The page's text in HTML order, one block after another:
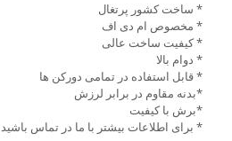
* ساخت کشور پرتغال
* مخصوص ام دی اف
* کیفیت ساخت عالی
* دوام بالا
* قابل استفاده در تمامی دورکن ها
*بدنه مقاوم در برابر لرزش
*برش با کیفیت
* برای اطلاعات بیشتر با ما در تماس باشید